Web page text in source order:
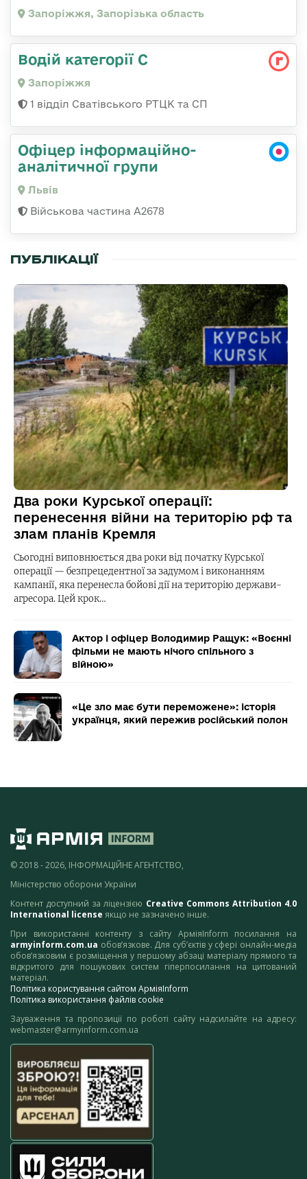
Запоріжжя, Запорізька область
Водій категорії С
Запоріжжя
1 відділ Сватівського РТЦК та СП
Офіцер інформаційно-
аналітичної групи
Львів
Військова частина А2678
ПУБЛІКАЦІЇ
Два роки Курської операції:
перенесення війни на територію рф та
злам планів Кремля
Сьогодні виповнюється два роки від початку Курської
операції — безпрецедентної за задумом і виконанням
кампанії, яка перенесла бойові дії на територію держави-
агресора. Цей крок…
Актор і офіцер Володимир Ращук: «Воєнні
фільми не мають нічого спільного з
війною»
«Це зло має бути переможене»: історія
українця, який пережив російський полон
© 2018 - 2026, ІНФОРМАЦІЙНЕ АГЕНТСТВО,
Міністерство оборони України
Контент доступний за ліцензією Creative Commons Attribution 4.0
International license якщо не зазначено інше.
При використанні контенту з сайту АрміяInform посилання на
armyinform.com.ua обов’язкове. Для суб’єктів у сфері онлайн-медіа
обов’язковим є розміщення у першому абзаці матеріалу прямого та
відкритого для пошукових систем гіперпосилання на цитований
матеріал.
Політика користування сайтом АрміяInform
Політика використання файлів cookie
Зауваження та пропозиції по роботі сайту надсилайте на адресу:
webmaster@armyinform.com.ua